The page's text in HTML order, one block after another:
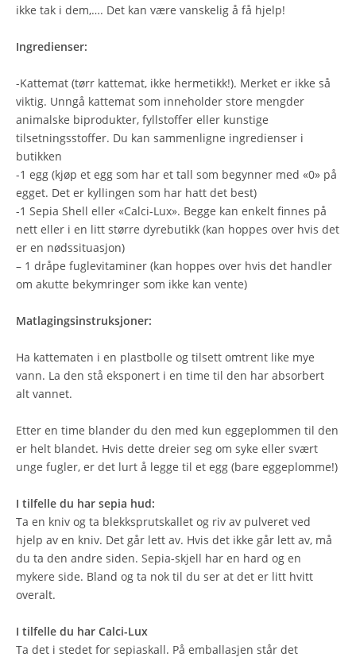
ikke tak i dem,…. Det kan være vanskelig å få hjelp!
Ingredienser:
-Kattemat (tørr kattemat, ikke hermetikk!). Merket er ikke så
viktig. Unngå kattemat som inneholder store mengder
animalske biprodukter, fyllstoffer eller kunstige
tilsetningsstoffer. Du kan sammenligne ingredienser i
butikken
-1 egg (kjøp et egg som har et tall som begynner med «0» på
egget. Det er kyllingen som har hatt det best)
-1 Sepia Shell eller «Calci-Lux». Begge kan enkelt finnes på
nett eller i en litt større dyrebutikk (kan hoppes over hvis det
er en nødssituasjon)
– 1 dråpe fuglevitaminer (kan hoppes over hvis det handler
om akutte bekymringer som ikke kan vente)
Matlagingsinstruksjoner:
Ha kattematen i en plastbolle og tilsett omtrent like mye
vann. La den stå eksponert i en time til den har absorbert
alt vannet.
Etter en time blander du den med kun eggeplommen til den
er helt blandet. Hvis dette dreier seg om syke eller svært
unge fugler, er det lurt å legge til et egg (bare eggeplomme!)
I tilfelle du har sepia hud:
Ta en kniv og ta blekksprutskallet og riv av pulveret ved
hjelp av en kniv. Det går lett av. Hvis det ikke går lett av, må
du ta den andre siden. Sepia-skjell har en hard og en
mykere side. Bland og ta nok til du ser at det er litt hvitt
overalt.
I tilfelle du har Calci-Lux
Ta det i stedet for sepiaskall. På emballasjen står det